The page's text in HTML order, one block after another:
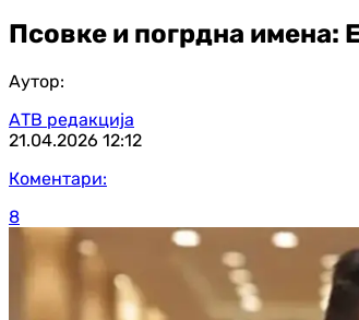
Псовке и погрдна имена:
Аутор:
АТВ редакција
21.04.2026 12:12
Коментари:
8